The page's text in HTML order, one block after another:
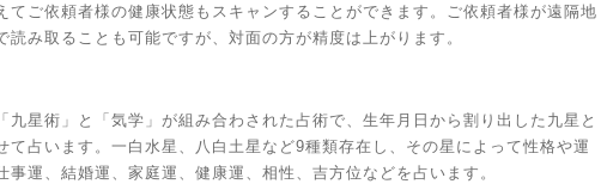
てご依頼者様の健康状態もスキャンすることができます。ご依頼者様が遠隔地
読み取ることも可能ですが、対面の方が精度は上がります。
九星術」と「気学」が組み合わされた占術で、生年月日から割り出した九星と
て占います。一白水星、八白土星など9種類存在し、その星によって性格や運
事運、結婚運、家庭運、健康運、相性、吉方位などを占います。